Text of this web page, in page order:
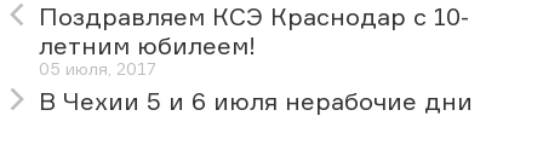
Поздравляем КСЭ Краснодар с 10-
летним юбилеем!
05 июля, 2017
В Чехии 5 и 6 июля нерабочие дни